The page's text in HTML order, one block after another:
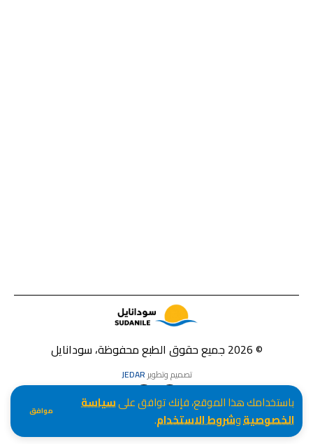
باستخدامك هذا الموقع، فإنك توافق علىسياسة
الخصوصيةوشروط الاستخدام. موافق
© 2026 جميع حقوق الطبع محفوظة، سودانايل
تصميم وتطويرJEDAR